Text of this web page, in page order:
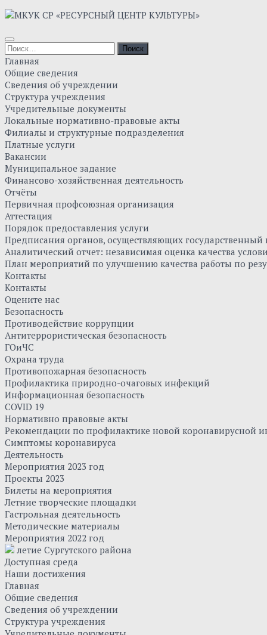
Главная
Общие сведения
Сведения об учреждении
Структура учреждения
Учредительные документы
Локальные нормативно-правовые акты
Филиалы и структурные подразделения
Платные услуги
Вакансии
Муниципальное задание
Финансово-хозяйственная деятельность
Отчёты
Первичная профсоюзная организация
Аттестация
Порядок предоставления услуги
Предписания органов, осуществляющих
Аналитический отчет: независимая оценка качества
План мероприятий по улучшению качества работы по
Контакты
Контакты
Оцените нас
Безопасность
Противодействие коррупции
Антитеррористическая безопасность
ГОиЧС
Охрана труда
Противопожарная безопасность
Профилактика природно-очаговых инфекций
Информационная безопасность
COVID 19
Нормативно правовые акты
Рекомендации по профилактике новой коронавирусной
Симптомы коронавируса
Деятельность
Мероприятия 2023 год
Проекты 2023
Билеты на мероприятия
Летние творческие площадки
Гастрольная деятельность
Методические материалы
Мероприятия 2022 год
летие Сургутского района
Доступная среда
Наши достижения
Главная
Общие сведения
Сведения об учреждении
Структура учреждения